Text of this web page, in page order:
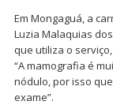
Em Mongaguá, a
Luzia Malaquias
que utiliza o
“A mamografia é
nódulo, por isso
exame”.